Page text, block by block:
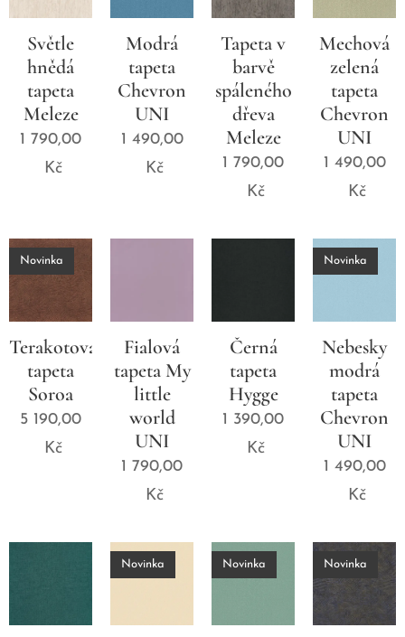
Světle
hnědá
tapeta
Meleze
1 790,00
Kč
Modrá
tapeta
Chevron
UNI
1 490,00
Kč
Tapeta v
barvě
spáleného
dřeva
Meleze
1 790,00
Kč
Mechová
zelená
tapeta
Chevron
UNI
1 490,00
Kč
Terakotová
tapeta
Soroa
Novinka
5 190,00
Kč
Fialová
tapeta My
little
world
UNI
1 790,00
Kč
Černá
tapeta
Hygge
1 390,00
Kč
Nebesky
modrá
tapeta
Chevron
UNI
Novinka
1 490,00
Kč
Novinka Novinka Novinka